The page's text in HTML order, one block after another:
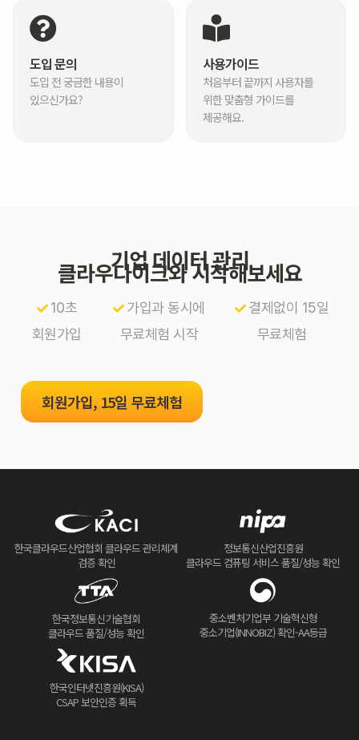
도입 문의
도입 전 궁금한 내용이
있으신가요?
사용가이드
처음부터 끝까지 사용자를
위한 맞춤형 가이드를
제공해요.
기업 데이터 관리
클라우다이크와 시작해보세요
10초
회원가입
가입과 동시에
무료체험 시작
결제없이 15일
무료체험
회원가입, 15일 무료체험
한국클라우드산업협회 클라우드 관리체계
검증 확인
정보통신산업진흥원
클라우드 컴퓨팅 서비스 품질/성능 확인
한국정보통신기술협회
클라우드 품질/성능 확인
중소벤처기업부 기술혁신형
중소기업(INNOBIZ) 확인-AA등급
한국인터넷진흥원(KISA)
CSAP 보안인증 획득